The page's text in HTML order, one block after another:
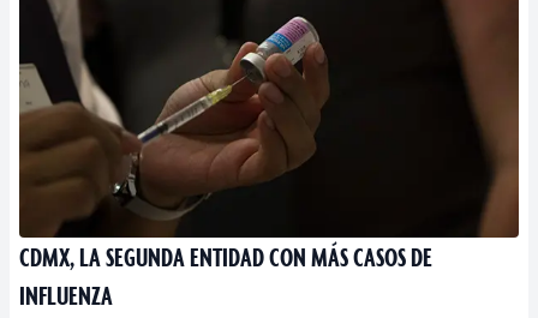
CDMX, LA SEGUNDA ENTIDAD CON MÁS CASOS DE
INFLUENZA